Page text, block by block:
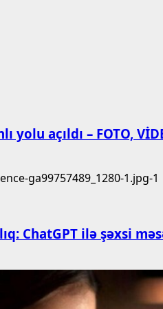
yolu açıldı – FOTO,
ChatGPT ilə şəxsi